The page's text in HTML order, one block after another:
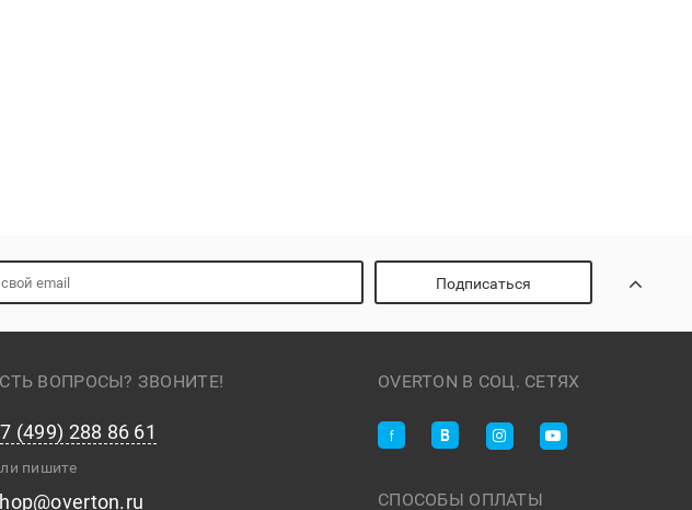
Подписаться
ВОПРОСЫ? ЗВОНИТЕ!
(499) 288 86 61
пишите
OVERTON В СОЦ. СЕТЯХ
СПОСОБЫ ОПЛАТЫ